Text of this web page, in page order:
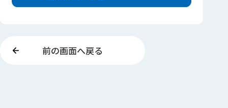
前の画面へ戻る